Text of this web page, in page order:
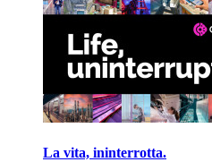
La vita, ininterrotta.